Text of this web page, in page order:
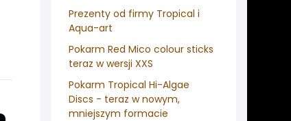
Prezenty od firmy Tropical i
Aqua-art
Pokarm Red Mico colour sticks
teraz w wersji XXS
Pokarm Tropical Hi-Algae
Discs - teraz w nowym,
mniejszym formacie